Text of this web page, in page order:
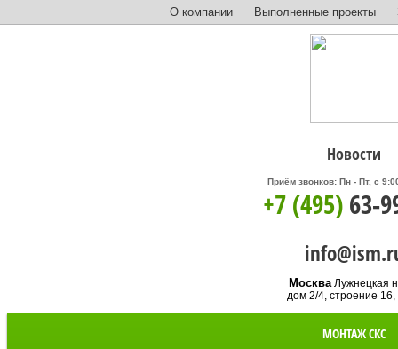
О компании Выполненные проекты
Новости
Приём звонков: Пн - Пт, с
+7 (495)63-
МоскваЛужнецкая
дом 2/4, строение
МОНТАЖ СКС